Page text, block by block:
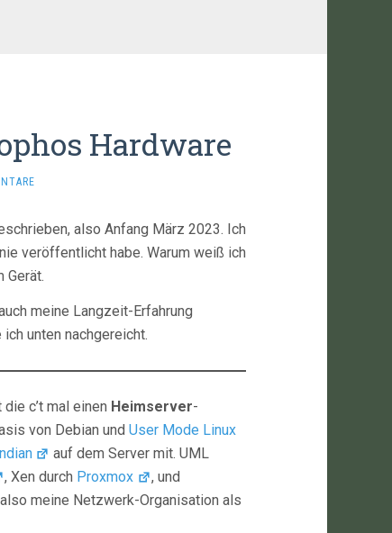
Hardware
also Anfang März 2023. Ich
veröffentlicht habe. Warum weiß ich
Gerät.
meine Langzeit-Erfahrung
unten nachgereicht.
c’t mal einen Heimserver-
von Debian und User Mode Linux
auf dem Server mit. UML
, Xen durch Proxmox
, und
meine Netzwerk-Organisation als